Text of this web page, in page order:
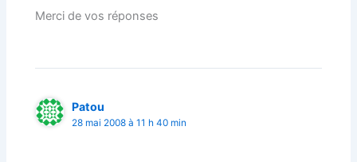
Merci de vos réponses
Patou
28 mai 2008 à 11 h 40 min